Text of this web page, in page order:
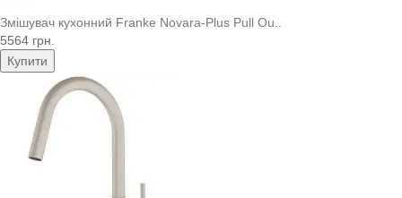
Змішувач кухонний Franke Novara-Plus Pull Ou..
5564 грн.
Купити